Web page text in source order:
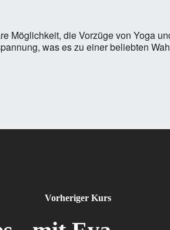
Möglichkeit, die Vorzüge von Yoga
was es zu einer beliebten
Vorheriger Kurs